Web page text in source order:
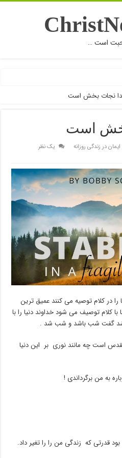
است …
نجات بخش است
بخش است
ایمان در زندگی روزانه
یک نظر
در کلام توصیه می کنند عمیق ترین
توصیف می شود خداوند دنیا را با
شد گفت شب باشد و شب شد .
است چه مانند نوری بر این دنیا
به من برگرداندی !
قدرتی که زندگی من را را تغیر داد.